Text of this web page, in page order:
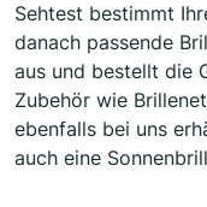
Sehtest bestimmt
danach passende
aus und bestellt die
Zubehör wie
ebenfalls bei uns
auch eine